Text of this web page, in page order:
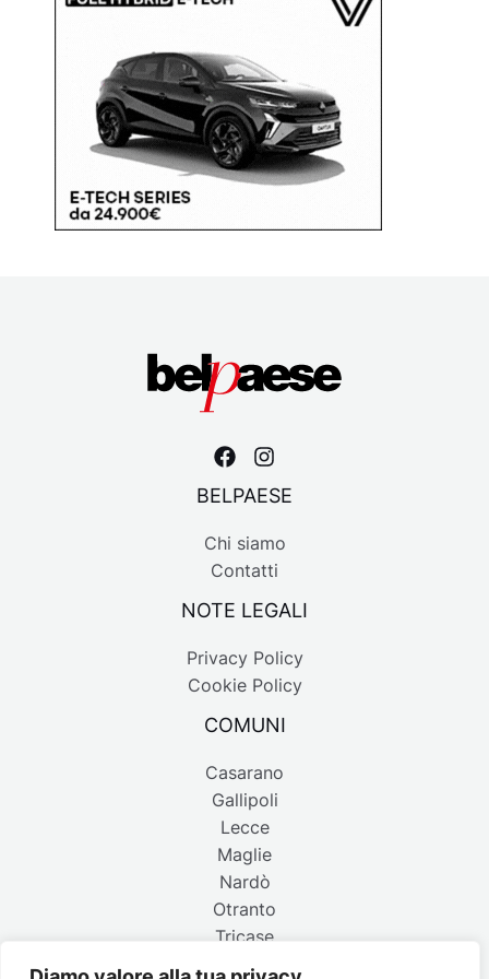
BELPAESE
Chi siamo
Contatti
NOTE LEGALI
Privacy Policy
Cookie Policy
COMUNI
Casarano
Gallipoli
Lecce
Maglie
Nardò
Otranto
Tricase